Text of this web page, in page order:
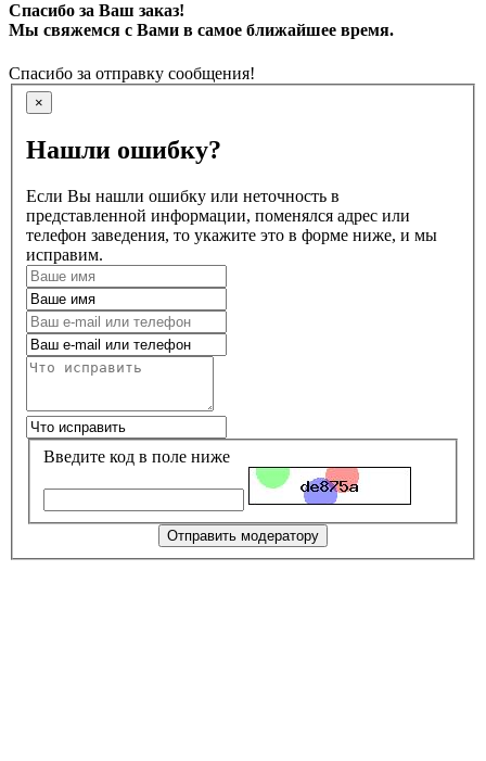
Спасибо за Ваш заказ!
Мы свяжемся с Вами в самое ближайшее время.
Спасибо за отправку сообщения!
×
Нашли ошибку?
Если Вы нашли ошибку или неточность в
представленной информации, поменялся адрес или
телефон заведения, то укажите это в форме ниже, и мы
исправим.
Введите код в поле ниже
Отправить модератору